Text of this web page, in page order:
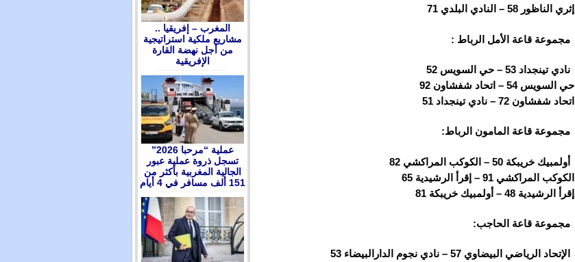
إثري الناظور 58 – النادي البلدي 71
مجموعة قاعة الأمل الرباط :
نادي تينجداد 53 – حي السويس 52
حي السويس 54 – اتحاد شفشاون 92
اتحاد شفشاون 72 – نادي تينجداد 51
مجموعة قاعة المامون الرباط:
أولمبيك خريبكة 50 – الكوكب المراكشي 82
الكوكب المراكشي 91 – إقرأ الرشيدية 65
إقرأ الرشيدية 48 – أولمبيك خريبكة 81
مجموعة قاعة الحاجب:
الإتحاد الرياضي البيضاوي 57 – نادي نجوم الدارالبيضاء 53
المغرب – إفريقيا ..
مشاريع ملكية استراتيجية
من أجل نهضة القارة
الإفريقية
عملية “مرحبا 2026”
تسجل ذروة عملية عبور
الجالية المغربية بأكثر من
151 ألف مسافر في 4 أيام